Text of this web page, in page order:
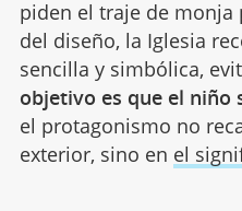
piden el traje de monja
del diseño, la Iglesia
sencilla y simbólica,
objetivo es que el niño
el protagonismo no
exterior, sino en el